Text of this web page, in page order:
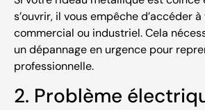
s’ouvrir, il vous empêche d’accéder
commercial ou industriel. Cela
un dépannage en urgence pour
professionnelle.
2. Problème